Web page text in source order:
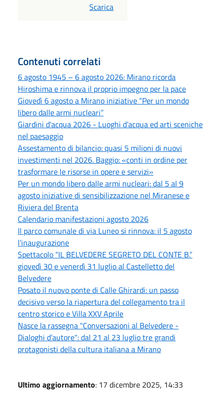
PDF
Scarica
Contenuti correlati
6 agosto 1945 – 6 agosto 2026: Mirano ricorda
Hiroshima e rinnova il proprio impegno per la pace
Giovedì 6 agosto a Mirano iniziative “Per un mondo
libero dalle armi nucleari”
Giardini d'acqua 2026 - Luoghi d’acqua ed arti sceniche
nel paesaggio
Assestamento di bilancio: quasi 5 milioni di nuovi
investimenti nel 2026. Baggio: «conti in ordine per
trasformare le risorse in opere e servizi»
Per un mondo libero dalle armi nucleari: dal 5 al 9
agosto iniziative di sensibilizzazione nel Miranese e
Riviera del Brenta
Calendario manifestazioni agosto 2026
Il parco comunale di via Luneo si rinnova: il 5 agosto
l'inaugurazione
Spettacolo “IL BELVEDERE SEGRETO DEL CONTE B.”
giovedì 30 e venerdì 31 luglio al Castelletto del
Belvedere
Posato il nuovo ponte di Calle Ghirardi: un passo
decisivo verso la riapertura del collegamento tra il
centro storico e Villa XXV Aprile
Nasce la rassegna "Conversazioni al Belvedere -
Dialoghi d’autore": dal 21 al 23 luglio tre grandi
protagonisti della cultura italiana a Mirano
Ultimo aggiornamento: 17 dicembre 2025, 14:33